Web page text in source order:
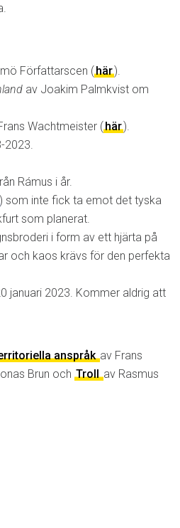
Författarscen (här).
av Joakim Palmkvist om
Wachtmeister (här).
2023.
Rámus i år.
) som inte fick ta emot det tyska
som planerat.
i form av ett hjärta på
och kaos krävs för den perfekta
januari 2023. Kommer aldrig att
anspråkav Frans
Brun och Trollav Rasmus